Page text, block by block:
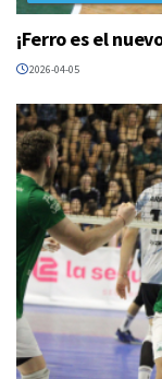
¡Ferro es el
2026-04-05